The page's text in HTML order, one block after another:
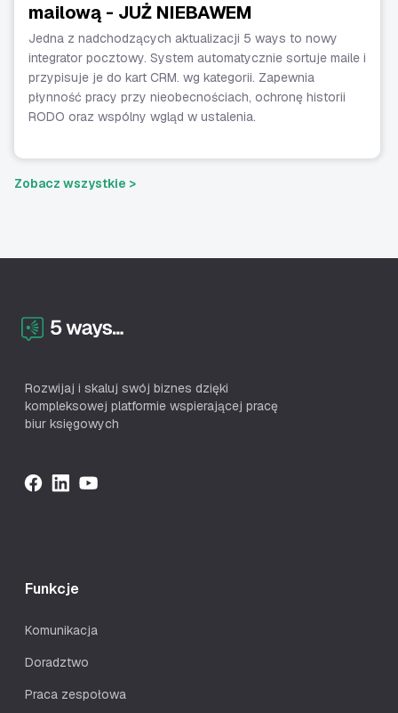
mailową - JUŻ NIEBAWEM
Jedna z nadchodzących aktualizacji 5 ways to nowy
integrator pocztowy. System automatycznie sortuje maile i
przypisuje je do kart CRM. wg kategorii. Zapewnia
płynność pracy przy nieobecnościach, ochronę historii
RODO oraz wspólny wgląd w ustalenia.
Zobacz wszystkie >
Rozwijaj i skaluj swój biznes dzięki
kompleksowej platformie wspierającej pracę
biur księgowych
Funkcje
Komunikacja
Doradztwo
Praca zespołowa